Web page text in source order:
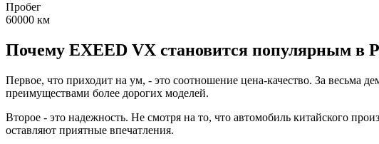
Пробег
60000 км
Почему EXEED VX становится популярным в
Первое, что приходит на ум, - это соотношение цена-качество. За
преимуществами более дорогих моделей.
Второе - это надежность. Не смотря на то, что автомобиль китайского
оставляют приятные впечатления.